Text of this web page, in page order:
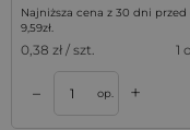
Najniższa cena z 30 dni przed
9,59zł.
0,38 zł / szt. 1
– op. + Dodaj